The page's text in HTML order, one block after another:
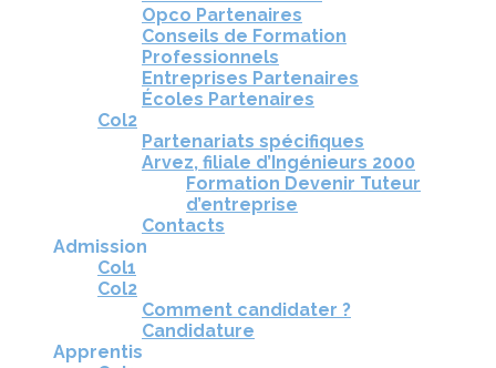
Opco Partenaires
Conseils de Formation
Professionnels
Entreprises Partenaires
Écoles Partenaires
Col2
Partenariats spécifiques
Arvez, filiale d’Ingénieurs 2000
Formation Devenir Tuteur
d’entreprise
Contacts
Admission
Col1
Col2
Comment candidater ?
Candidature
Apprentis